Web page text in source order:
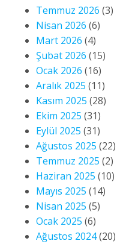
Temmuz 2026 (3)
Nisan 2026 (6)
Mart 2026 (4)
Şubat 2026 (15)
Ocak 2026 (16)
Aralık 2025 (11)
Kasım 2025 (28)
Ekim 2025 (31)
Eylül 2025 (31)
Ağustos 2025 (22)
Temmuz 2025 (2)
Haziran 2025 (10)
Mayıs 2025 (14)
Nisan 2025 (5)
Ocak 2025 (6)
Ağustos 2024(20)